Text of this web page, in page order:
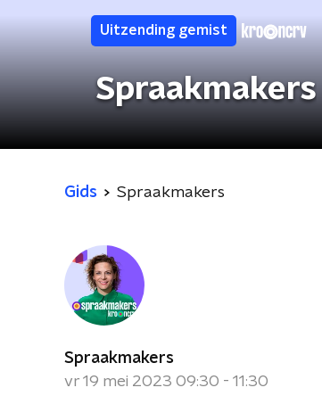
Uitzending gemist
Spraakmakers
Gids Spraakmakers
Spraakmakers
vr 19 mei 2023 09:30 - 11:30